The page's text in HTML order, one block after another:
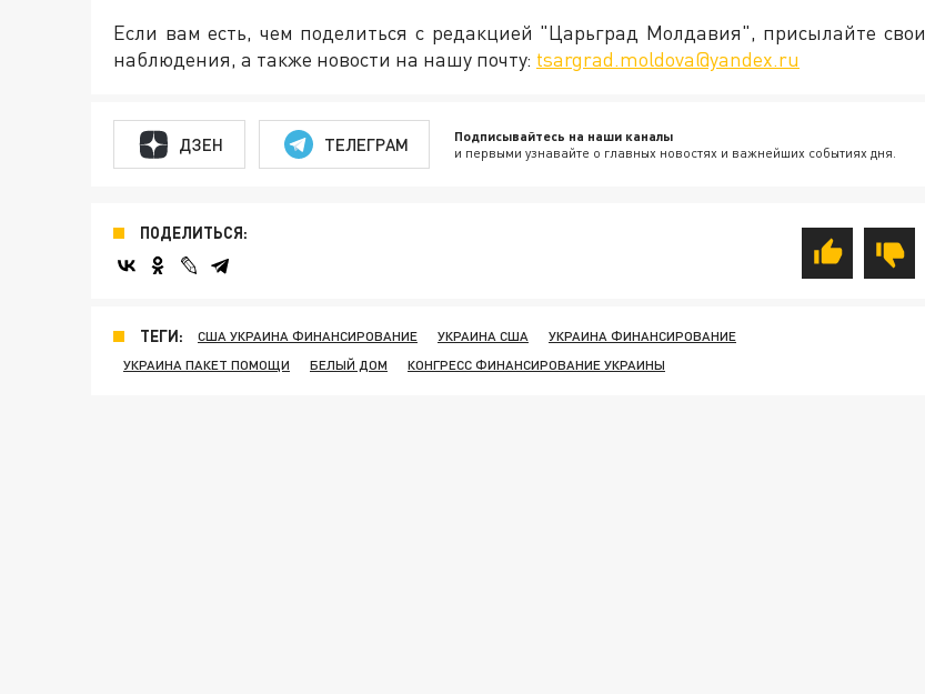
Если вам есть, чем поделиться с редакцией "Царьград Молдавия", присылайте свои
наблюдения, а также новости на нашу почту: tsargrad.moldova@yandex.ru
ДЗЕН ТЕЛЕГРАМ Подписывайтесь на наши каналы
и первыми узнавайте о главных новостях и важнейших событиях дня.
ПОДЕЛИТЬСЯ:
ТЕГИ: США УКРАИНА ФИНАНСИРОВАНИЕ УКРАИНА США
УКРАИНА ФИНАНСИРОВАНИЕ
УКРАИНА ПАКЕТ ПОМОЩИ
БЕЛЫЙ ДОМ КОНГРЕСС ФИНАНСИРОВАНИЕ УКРАИНЫ